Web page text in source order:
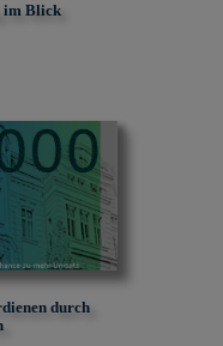
im Blick
durch